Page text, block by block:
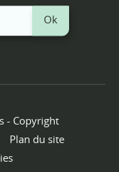
Ok
- Copyright
Plan du site